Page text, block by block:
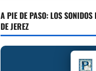
A PIE DE PASO: LOS
DE JEREZ